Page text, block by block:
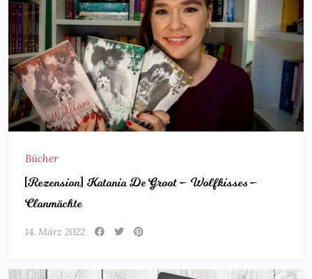
Bücher
[Rezension] Katania De Groot – Wolfkisses –
Clanmächte
14. März 2022